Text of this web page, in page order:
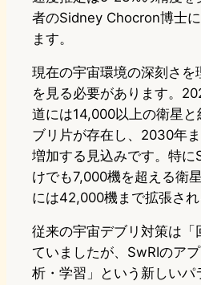
者のSidney Chocron博士
ます。
現在の宇宙環境の深刻さを
を見る必要があります。
道には14,000以上の衛星
ブリ片が存在し、2030年
増加する見込みです。特
けでも7,000機を超える衛
には42,000機まで拡張され
従来の宇宙デブリ対策は「
ていましたが、SwRIのア
析・学習」という新しいパ